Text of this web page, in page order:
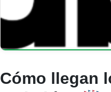
Cómo llegan